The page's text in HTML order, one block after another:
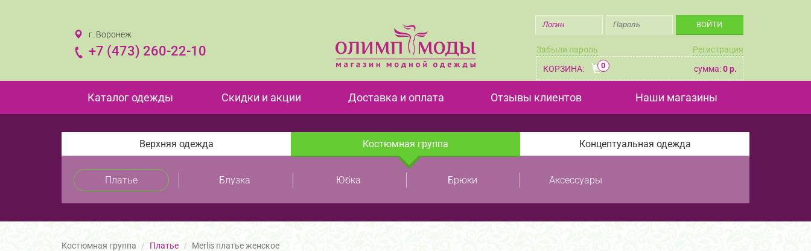
Забыли пароль Регистрация
0
КОРЗИНА: сумма:0 р.
г. Воронеж
+7 (473) 260-22-10
Каталог одежды Скидки и акции Доставка и оплата Отзывы клиентов Наши магазины
Верхняя одежда Костюмная группа Концептуальная одежда
Платье Блузка Юбка Брюки Аксессуары
Костюмная группа Платье Merlis платье женское